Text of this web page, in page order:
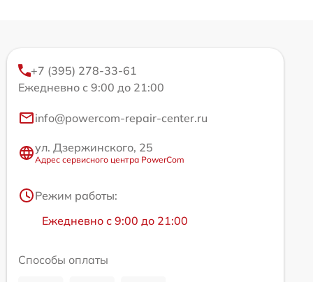
+7 (395) 278-33-61
Ежедневно с 9:00 до 21:00
info@powercom-repair-center.ru
ул. Дзержинского, 25
Адрес сервисного центра PowerCom
Режим работы:
Ежедневно с 9:00 до 21:00
Способы оплаты